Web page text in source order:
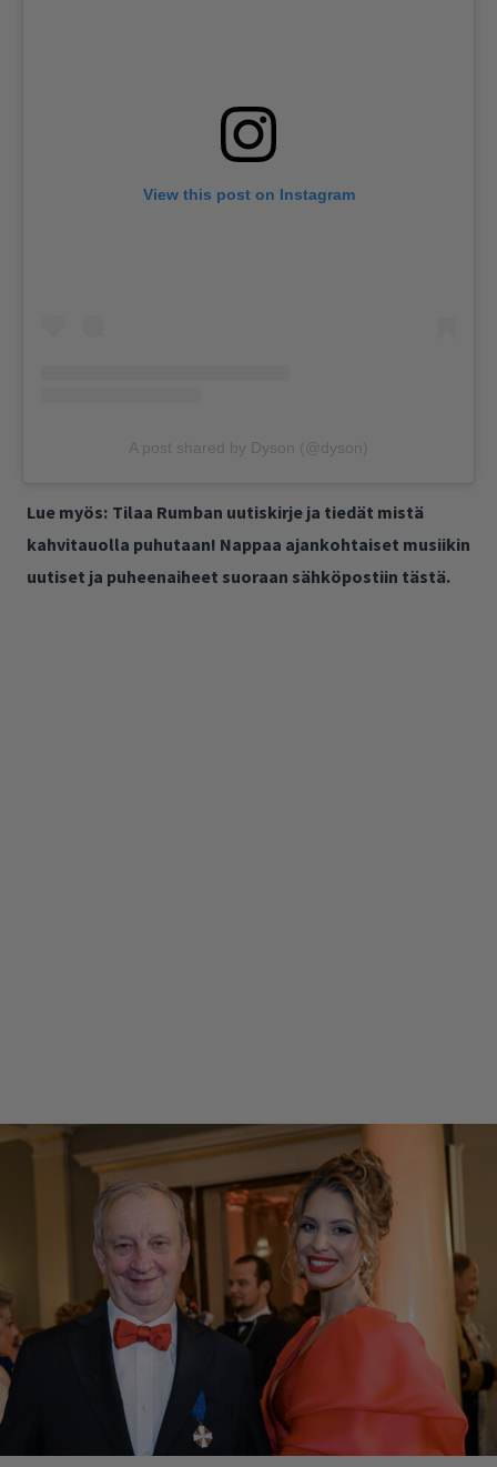
View this post on Instagram
A post shared by Dyson (@dyson)
Lue myös: Tilaa Rumban uutiskirje ja tiedät mistä
kahvitauolla puhutaan! Nappaa ajankohtaiset musiikin
uutiset ja puheenaiheet suoraan sähköpostiin tästä.